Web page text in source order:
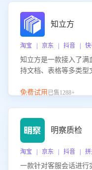
知立方
淘宝 | 京东 | 抖音 | 快
知立方是一款接入了满
持文档、表格等多类型
识支持，帮助用户高效
免费试用 已售1288+
明察质检
淘宝 | 京东 | 抖音 | 拼
一款针对客服会话进行